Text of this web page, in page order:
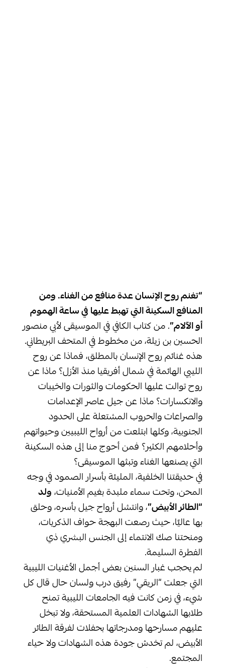
“تغنم روح الإنسان عدة منافع من الغناء. ومن
المنافع السكينة التي تهبط عليها في ساعة الهموم
أو الآلام”. من كتاب الكافي في الموسيقى لأبي منصور
الحسين بن زيلة، من مخطوط في المتحف البريطاني.
هذه غنائم روح الإنسان بالمطلق، فماذا عن روح
الليبي الهائمة في شمال أفريقيا منذ الأزل؟ ماذا عن
روح توالت عليها الحكومات والثورات والخيبات
والانكسارات؟ ماذا عن جيل عاصر الإعدامات
والصراعات والحروب المشتعلة على الحدود
الجنوبية، وكلها ابتلعت من أرواح الليبيين وحيواتهم
وأحلامهم الكثير؟ فمن أحوج منا إلى هذه السكينة
التي يصنعها الغناء وتبثها الموسيقى؟
في حديقتنا الخلفية، المليئة بأسرار الصمود في وجه
المحن، وتحت سماء ملبدة بغيم الأمنيات، ولد
“الطائر الأبيض”، وانتشل أرواح جيل بأسره، وحلق
بها عاليًا، حيث رصعت البهجة حواف الذكريات،
ومنحتنا صك الانتماء إلى الجنس البشري ذي
الفطرة السليمة.
لم يحجب غبار السنين بعض أجمل الأغنيات الليبية
التي جعلت “الريقي” رفيق درب ولسان حال قال كل
شيء، في زمن كانت فيه الجامعات الليبية تمنح
طلابها الشهادات العلمية المستحقة، ولا تبخل
عليهم مسارحها ومدرجاتها بحفلات لفرقة الطائر
الأبيض، لم تخدش جودة هذه الشهادات ولا حياء
المجتمع.